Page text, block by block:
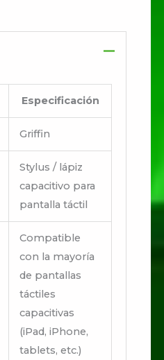
Especificación
Griffin
Stylus / lápiz
capacitivo para
pantalla táctil
Compatible
con la mayoría
de pantallas
táctiles
capacitivas
(iPad, iPhone,
tablets, etc.)